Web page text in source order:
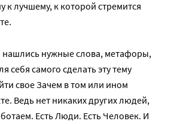
к лучшему, к которой стремится
нашлись нужные слова, метафоры,
себя самого сделать эту тему
свое Зачем в том или ином
Ведь нет никаких других людей,
Есть Люди. Есть Человек. И